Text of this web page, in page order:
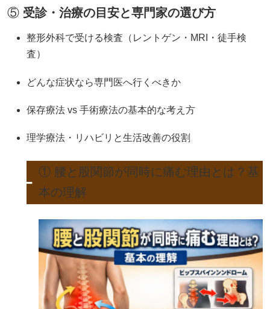
⑤ 受診・治療の目安と専門家の選び方
整形外科で受ける検査（レントゲン・MRI・徒手検
査）
どんな症状なら専門医へ行くべきか
保存療法 vs 手術療法の基本的な考え方
理学療法・リハビリと生活改善の役割
① 腰と股関節が同時に痛む理由とは？基
本の理解